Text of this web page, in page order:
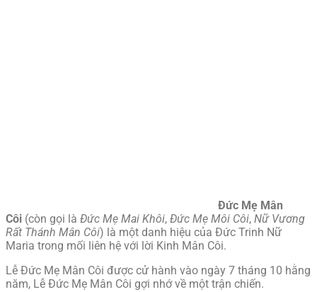
Đức Mẹ Mân
Côi (còn gọi là Đức Mẹ Mai Khôi, Đức Mẹ Môi Côi, Nữ Vương
Rất Thánh Mân Côi) là một danh hiệu của Đức Trinh Nữ
Maria trong mối liên hệ với lời Kinh Mân Côi.
Lễ Đức Mẹ Mân Côi được cử hành vào ngày 7 tháng 10 hằng
năm, Lễ Đức Mẹ Mân Côi gợi nhớ về một trận chiến.